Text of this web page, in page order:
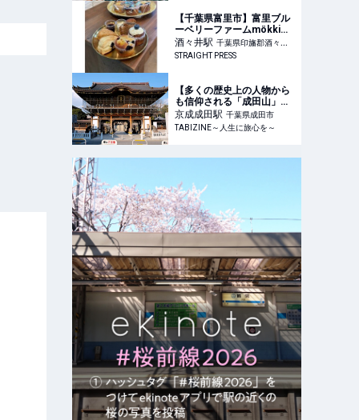
【千葉県富里市】富里ブル
ーベリーファームmökkiで
ブルーベリー体験を楽しも
う！カフェスイーツも
酒々井駅 千葉県印旛郡酒々井
町
STRAIGHT PRESS
【多くの歴史上の人物から
も信仰される「成田山」】
神田明神との因縁や見どこ
京成成田駅 千葉県成田市
TABIZINE～人生に旅心を～